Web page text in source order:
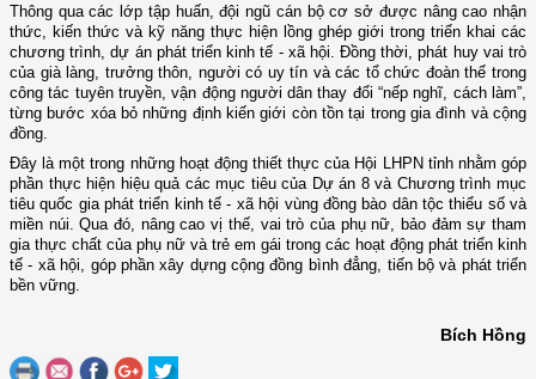
Thông qua các lớp tập huấn, đội ngũ cán bộ cơ sở được nâng cao nhận
thức, kiến thức và kỹ năng thực hiện lồng ghép giới trong triển khai các
chương trình, dự án phát triển kinh tế - xã hội. Đồng thời, phát huy vai trò
của già làng, trưởng thôn, người có uy tín và các tổ chức đoàn thể trong
công tác tuyên truyền, vận động người dân thay đổi “nếp nghĩ, cách làm”,
từng bước xóa bỏ những định kiến giới còn tồn tại trong gia đình và cộng
đồng.
Đây là một trong những hoạt động thiết thực của Hội LHPN tỉnh nhằm góp
phần thực hiện hiệu quả các mục tiêu của Dự án 8 và Chương trình mục
tiêu quốc gia phát triển kinh tế - xã hội vùng đồng bào dân tộc thiểu số và
miền núi. Qua đó, nâng cao vị thế, vai trò của phụ nữ, bảo đảm sự tham
gia thực chất của phụ nữ và trẻ em gái trong các hoạt động phát triển kinh
tế - xã hội, góp phần xây dựng cộng đồng bình đẳng, tiến bộ và phát triển
bền vững.
Bích Hồng